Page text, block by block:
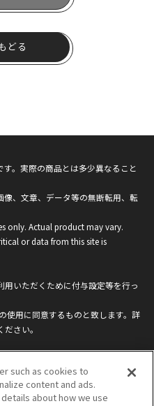
どる
。実際の商品とは多少異なること
、文章、データ等の無断転用、転
only. Actual product may vary.
or data from this site is
いただくために付与設定等を行っ
用に同意するものと致します。詳
さい。
such as cookies to
content and ads.
about how we use